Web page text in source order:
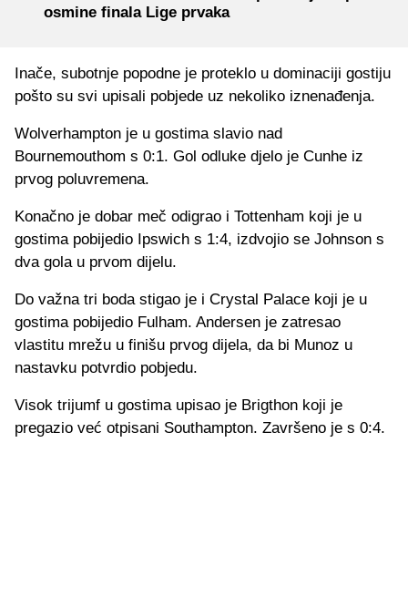
osmine finala Lige prvaka
Inače, subotnje popodne je proteklo u dominaciji gostiju
pošto su svi upisali pobjede uz nekoliko iznenađenja.
Wolverhampton je u gostima slavio nad
Bournemouthom s 0:1. Gol odluke djelo je Cunhe iz
prvog poluvremena.
Konačno je dobar meč odigrao i Tottenham koji je u
gostima pobijedio Ipswich s 1:4, izdvojio se Johnson s
dva gola u prvom dijelu.
Do važna tri boda stigao je i Crystal Palace koji je u
gostima pobijedio Fulham. Andersen je zatresao
vlastitu mrežu u finišu prvog dijela, da bi Munoz u
nastavku potvrdio pobjedu.
Visok trijumf u gostima upisao je Brigthon koji je
pregazio već otpisani Southampton. Završeno je s 0:4.